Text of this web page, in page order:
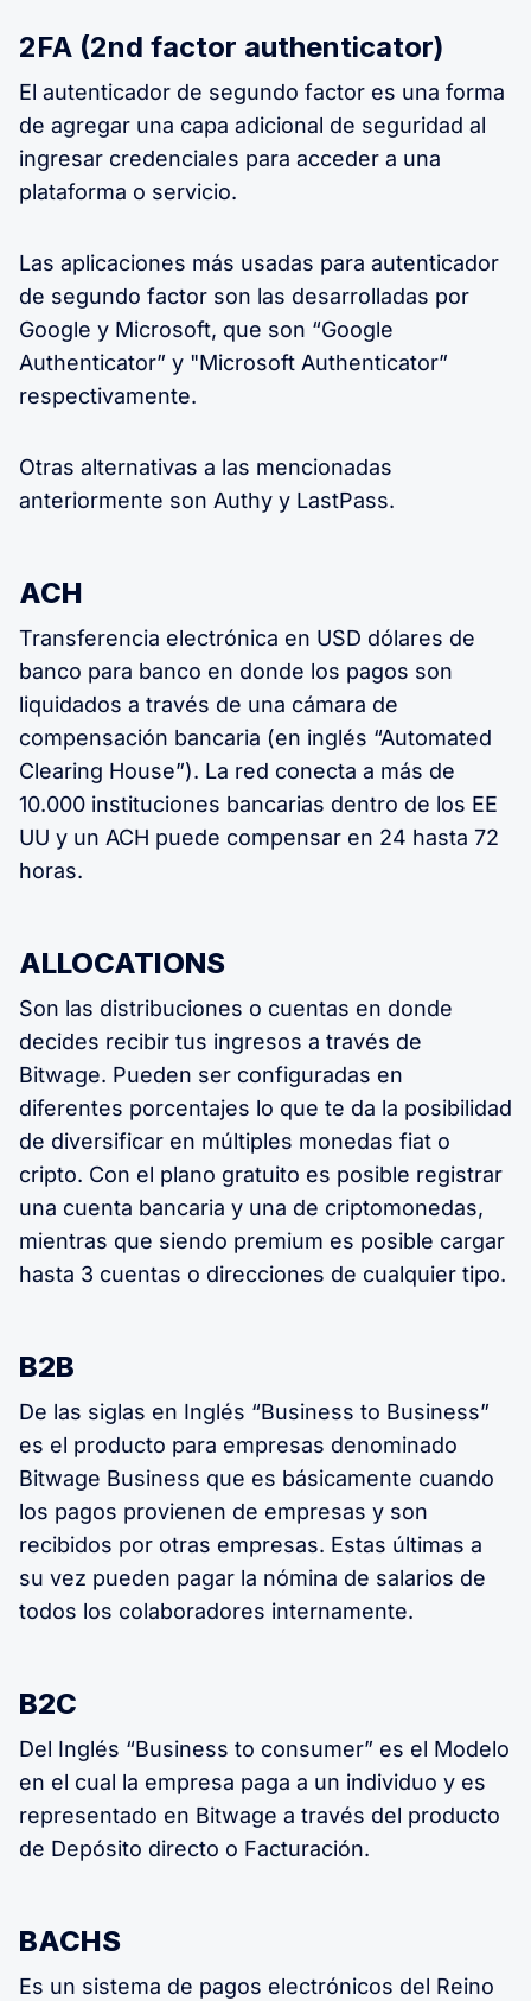
2FA (2nd factor authenticator)
El autenticador de segundo factor es una forma
de agregar una capa adicional de seguridad al
ingresar credenciales para acceder a una
plataforma o servicio.
Las aplicaciones más usadas para autenticador
de segundo factor son las desarrolladas por
Google y Microsoft, que son “Google
Authenticator” y "Microsoft Authenticator”
respectivamente.
Otras alternativas a las mencionadas
anteriormente son Authy y LastPass.
ACH
Transferencia electrónica en USD dólares de
banco para banco en donde los pagos son
liquidados a través de una cámara de
compensación bancaria (en inglés “Automated
Clearing House”). La red conecta a más de
10.000 instituciones bancarias dentro de los EE
UU y un ACH puede compensar en 24 hasta 72
horas.
ALLOCATIONS
Son las distribuciones o cuentas en donde
decides recibir tus ingresos a través de
Bitwage. Pueden ser configuradas en
diferentes porcentajes lo que te da la posibilidad
de diversificar en múltiples monedas fiat o
cripto. Con el plano gratuito es posible registrar
una cuenta bancaria y una de criptomonedas,
mientras que siendo premium es posible cargar
hasta 3 cuentas o direcciones de cualquier tipo.
B2B
De las siglas en Inglés “Business to Business”
es el producto para empresas denominado
Bitwage Business que es básicamente cuando
los pagos provienen de empresas y son
recibidos por otras empresas. Estas últimas a
su vez pueden pagar la nómina de salarios de
todos los colaboradores internamente.
B2C
Del Inglés “Business to consumer” es el Modelo
en el cual la empresa paga a un individuo y es
representado en Bitwage a través del producto
de Depósito directo o Facturación.
BACHS
Es un sistema de pagos electrónicos del Reino